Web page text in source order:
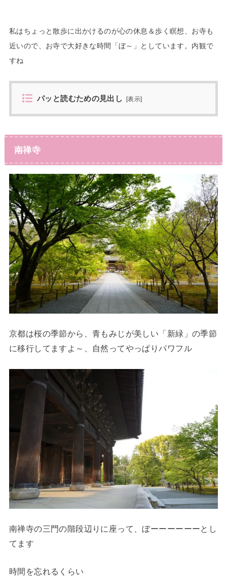
私はちょっと散歩に出かけるのが心の休息＆歩く瞑想、お寺も
近いので、お寺で大好きな時間「ぼ～」としています。内観で
すね
パッと読むための見出し [表示]
南禅寺
京都は桜の季節から、青もみじが美しい「新緑」の季節
に移行してますよ～、自然ってやっぱりパワフル
南禅寺の三門の階段辺りに座って、ぼーーーーーーとし
てます
時間を忘れるくらい